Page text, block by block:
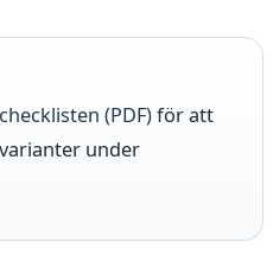
checklisten (PDF)för att
under